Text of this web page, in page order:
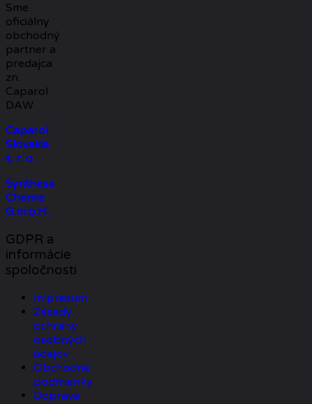
Sme
oficiálny
obchodný
partner a
predajca
zn.
Caparol
DAW
Caparol
Slovakia
s. r. o.
Synthesa
Chemie
G.m.b.H.
GDPR a
informácie
spoločnosti
Impresum
Zásady
ochrany
osobných
údajov
Obchodné
podmienky
Doprava